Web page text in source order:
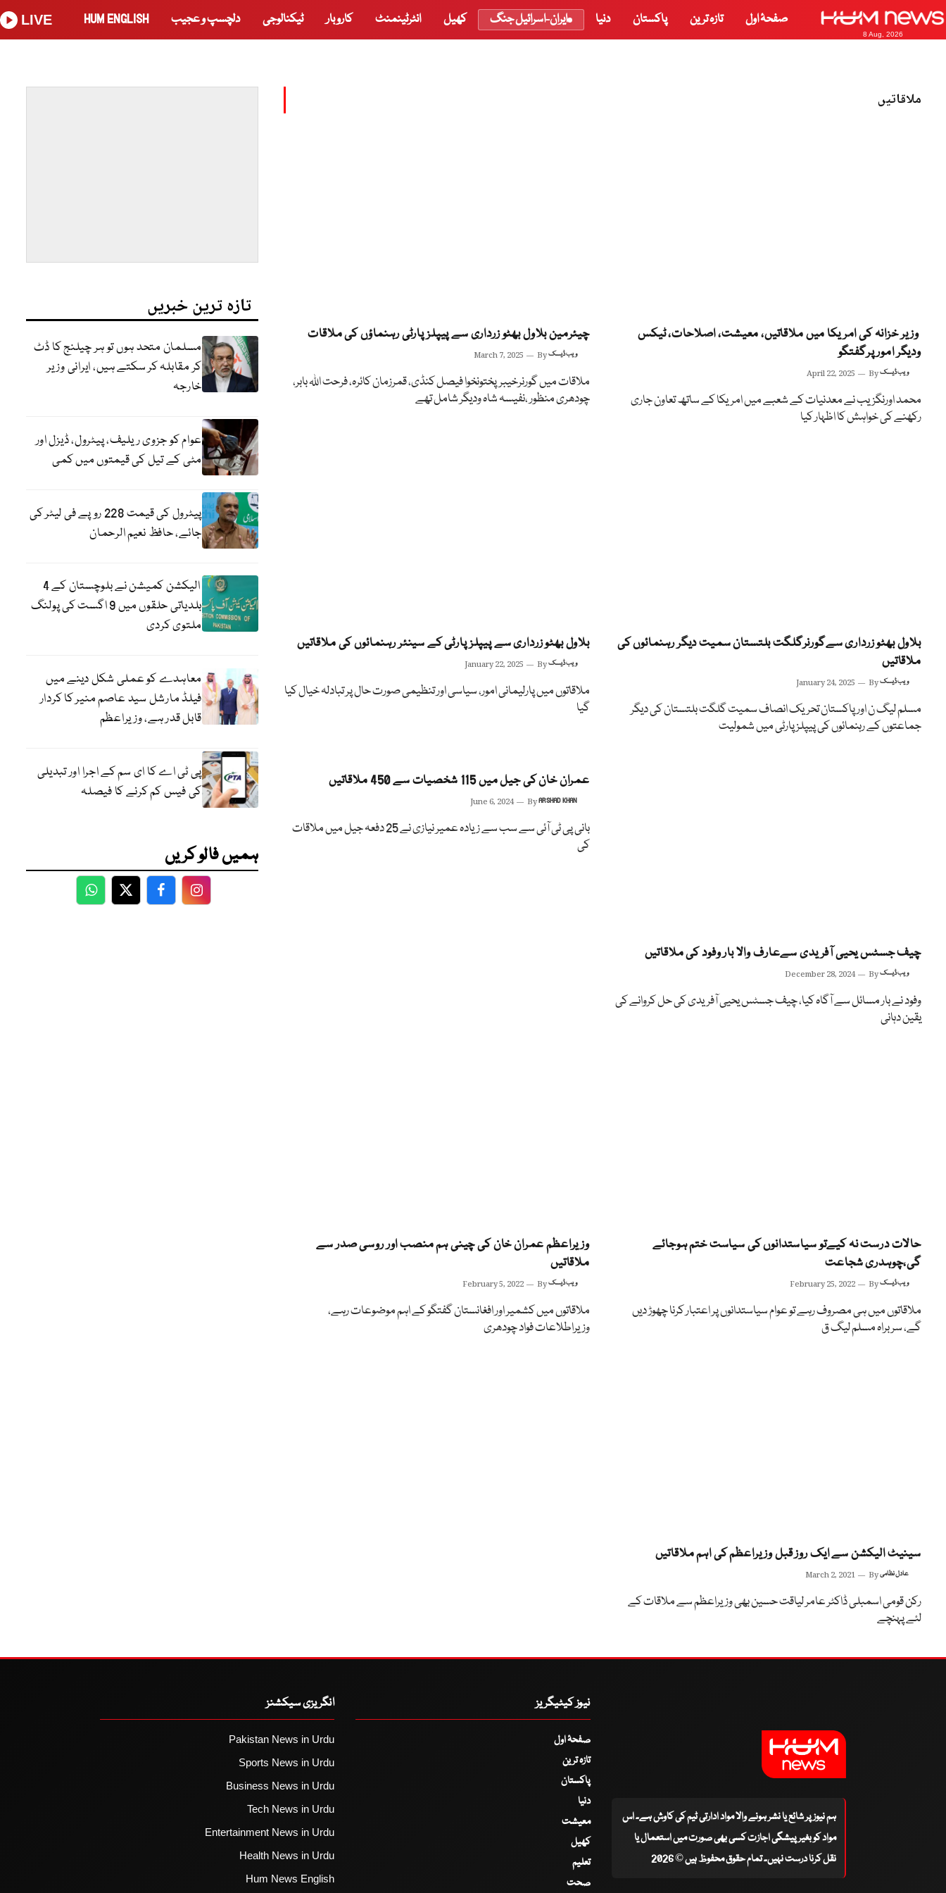
8 Aug, 2026
صفحۂ اول تازہ ترین پاکستان دنیا ایران-اسرائیل جنگ کھیل انٹرٹینمنٹ کاروبار ٹیکنالوجی دلچسپ و عجیب HUM ENGLISH
LIVE
ملاقاتیں
وزیر خزانہ کی امریکا میں ملاقاتیں، معیشت، اصلاحات، ٹیکس
ودیگر امورپرگفتگو
April 22, 2025 Byویب ڈیسک
محمد اورنگزیب نے معدنیات کے شعبے میں امریکا کے ساتھ تعاون جاری
رکھنے کی خواہش کا اظہار کیا
چیئرمین بلاول بھٹو زرداری سے پیپلزپارٹی رہنماؤں کی ملاقات
March 7, 2025 Byویب ڈیسک
ملاقات میں گورنرخیبرپختونخوا فیصل کنڈی، قمرزمان کائرہ، فرحت اللہ بابر،
چودھری منظور ،نفیسہ شاہ ودیگر شامل تھے
بلاول بھٹو زرداری سےگورنرگلگت بلتستان سمیت دیگر رہنمائوں کی
ملاقاتیں
January 24, 2025 Byویب ڈیسک
مسلم لیگ ن اور پاکستان تحریک انصاف سمیت گلگت بلتستان کی دیگر
جماعتوں کے رہنمائوں کی پیپلز پارٹی میں شمولیت
بلاول بھٹو زرداری سے پیپلزپارٹی کے سینئر رہنمائوں کی ملاقاتیں
January 22, 2025 Byویب ڈیسک
ملاقاتوں میں پارلیمانی امور، سیاسی اور تنظیمی صورت حال پر تبادلہ خیال کیا
گیا
چیف جسٹس یحیی آفریدی سےعارف والا بار وفود کی ملاقاتیں
December 28, 2024 Byویب ڈیسک
وفود نے بار مسائل سے آگاہ کیا، چیف جسٹس یحیی آفریدی کی حل کروانے کی
یقین دہانی
عمران خان کی جیل میں 115 شخصیات سے 450 ملاقاتیں
June 6, 2024 ByARSHAD KHAN
بانی پی ٹی آئی سے سب سے زیادہ عمیر نیازی نے 25 دفعہ جیل میں ملاقات
کی
حالات درست نہ کیےتو سیاستدانوں کی سیاست ختم ہوجائے
گی،چوہدری شجاعت
February 25, 2022 Byویب ڈیسک
ملاقاتوں میں ہی مصروف رہے تو عوام سیاستدانوں پر اعتبار کرنا چھوڑ دیں
گے، سربراہ مسلم لیگ ق
وزیراعظم عمران خان کی چینی ہم منصب اور روسی صدر سے
ملاقاتیں
February 5, 2022 Byویب ڈیسک
ملاقاتوں میں کشمیر اور افغانستان گفتگو کے اہم موضوعات رہے،
وزیراطلاعات فواد چودھری
سینیٹ الیکشن سے ایک روز قبل وزیراعظم کی اہم ملاقاتیں
March 2, 2021 Byعادل نظامی
رکن قومی اسمبلی ڈاکٹر عامر لیاقت حسین بھی وزیراعظم سے ملاقات کے
لئے پہنچے
تازہ ترین خبریں
مسلمان متحد ہوں تو ہر چیلنج کا ڈٹ
کر مقابلہ کر سکتے ہیں، ایرانی وزیر
خارجہ
عوام کو جزوی ریلیف، پیٹرول، ڈیزل اور
مٹی کے تیل کی قیمتوں میں کمی
پیٹرول کی قیمت 228 روپے فی لیٹر کی
جائے، حافظ نعیم الرحمان
الیکشن کمیشن نے بلوچستان کے 4
بلدیاتی حلقوں میں 9 اگست کی پولنگ
ملتوی کردی
معاہدے کو عملی شکل دینے میں
فیلڈ مارشل سید عاصم منیر کا کردار
قابل قدر ہے، وزیراعظم
پی ٹی اے کا ای سم کے اجرا اور تبدیلی
کی فیس کم کرنے کا فیصلہ
ہمیں فالو کریں
WhatsApp
TwitterFacebookFacebook
ہم نیوز پر شائع یا نشر ہونے والا مواد ادارتی ٹیم کی کاوش ہے۔ اس
مواد کو بغیر پیشگی اجازت کسی بھی صورت میں استعمال یا
نقل کرنا درست نہیں۔ تمام حقوق محفوظ ہیں © 2026
نیوز کیٹیگریز
صفحۂ اول
تازہ ترین
پاکستان
دنیا
معیشت
کھیل
تعلیم
صحت
انگریزی سیکشنز
Pakistan News in Urdu
Sports News in Urdu
Business News in Urdu
Tech News in Urdu
Entertainment News in Urdu
Health News in Urdu
Hum News English